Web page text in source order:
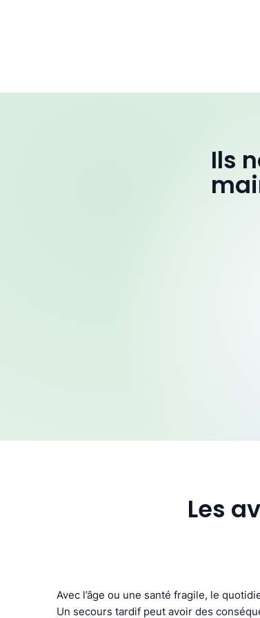
Ils
Les
Avec l’âge ou une santé fragile, le
Un secours tardif peut avoir des